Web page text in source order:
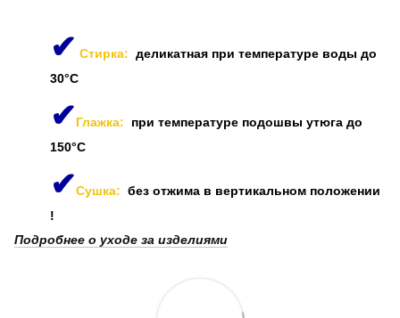
✔ Стирка: деликатная при температуре воды до
30°C
✔Глажка: при температуре подошвы утюга до
150°C
✔Сушка: без отжима в вертикальном положении
!
Подробнее о уходе за изделиями